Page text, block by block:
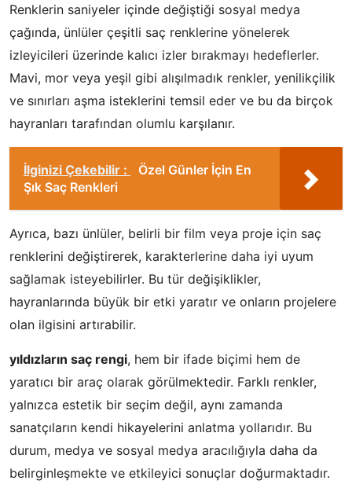
Renklerin saniyeler içinde değiştiği sosyal medya
çağında, ünlüler çeşitli saç renklerine yönelerek
izleyicileri üzerinde kalıcı izler bırakmayı hedeflerler.
Mavi, mor veya yeşil gibi alışılmadık renkler, yenilikçilik
ve sınırları aşma isteklerini temsil eder ve bu da birçok
hayranları tarafından olumlu karşılanır.
İlginizi Çekebilir :
Özel Günler İçin En
Şık Saç Renkleri
Ayrıca, bazı ünlüler, belirli bir film veya proje için saç
renklerini değiştirerek, karakterlerine daha iyi uyum
sağlamak isteyebilirler. Bu tür değişiklikler,
hayranlarında büyük bir etki yaratır ve onların projelere
olan ilgisini artırabilir.
yıldızların saç rengi, hem bir ifade biçimi hem de
yaratıcı bir araç olarak görülmektedir. Farklı renkler,
yalnızca estetik bir seçim değil, aynı zamanda
sanatçıların kendi hikayelerini anlatma yollarıdır. Bu
durum, medya ve sosyal medya aracılığıyla daha da
belirginleşmekte ve etkileyici sonuçlar doğurmaktadır.